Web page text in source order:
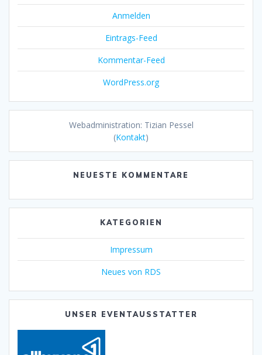
Anmelden
Eintrags-Feed
Kommentar-Feed
WordPress.org
Webadministration: Tizian Pessel
(Kontakt)
NEUESTE KOMMENTARE
KATEGORIEN
Impressum
Neues von RDS
UNSER EVENTAUSSTATTER